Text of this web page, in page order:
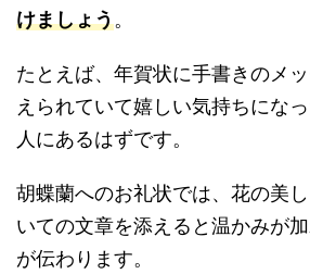
けましょう。
たとえば、年賀状に手書きのメ
えられていて嬉しい気持ちにな
人にあるはずです。
胡蝶蘭へのお礼状では、花の美
いての文章を添えると温かみが
が伝わります。